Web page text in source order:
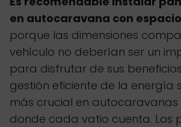
en autocaravana con
porque las dimensiones
vehículo no deberían ser un
para disfrutar de sus
gestión eficiente de la energía
más crucial en autocaravanas
donde cada vatio cuenta. Los